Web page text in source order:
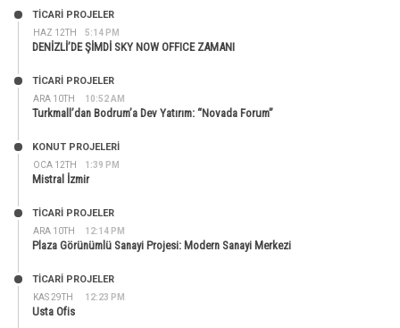
HAZ 12TH 5:14 PM
TİCARİ PROJELER
DENİZLİ’DE ŞİMDİ SKY NOW OFFICE ZAMANI
ARA 10TH 10:52 AM
TİCARİ PROJELER
Turkmall’dan Bodrum’a Dev Yatırım: “Novada Forum”
OCA 12TH 1:39 PM
KONUT PROJELERI
Mistral İzmir
ARA 10TH 12:14 PM
TİCARİ PROJELER
Plaza Görünümlü Sanayi Projesi: Modern Sanayi Merkezi
KAS 29TH 12:23 PM
TİCARİ PROJELER
Usta Ofis